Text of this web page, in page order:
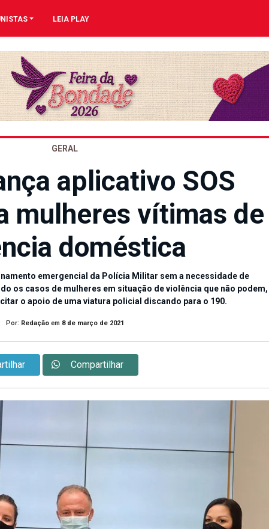
LEIA PLAY
GERAL
aplicativo SOS
mulheres vítimas de
doméstica
emergencial da Polícia Militar sem a necessidade de
os casos de mulheres em situação de violência que não podem,
o apoio de uma viatura policial discando para o 190.
Por: Redaçãoem 8 de março de 2021
Compartilhar